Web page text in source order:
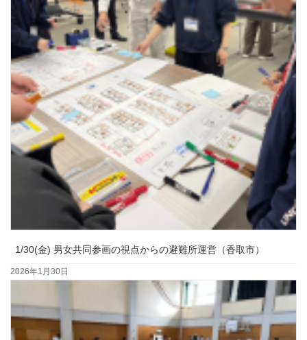
1/30(金) 男女共同参画の視点からの避難所運営（香取市）
2026年1月30日